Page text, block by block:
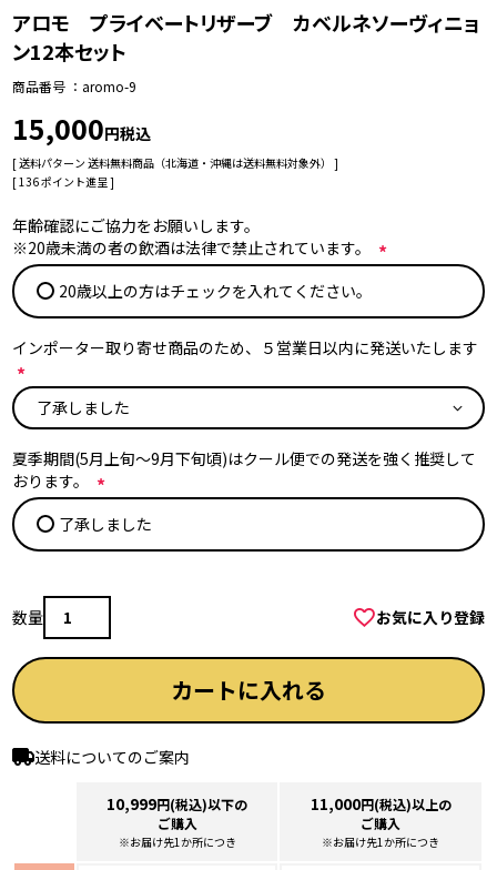
アロモ プライベートリザーブ カベルネソーヴィニョ
ン12本セット
商品番号 aromo-9
15,000 税込
送料パターン 送料無料商品（北海道・沖縄は送料無料対象外）
[136ポイント進呈 ]
年齢確認にご協力をお願いします。
※20歳未満の者の飲酒は法律で禁止されています。
須
)
20歳以上の方はチェックを入れてください。
インポーター取り寄せ商品のため、５営業日以内に発送いたします
(
必
)
夏季期間(5月上旬～9月下旬頃)はクール便での発送を強く推奨して
おります。
必
須
了承しました
お気に入り登録
カートに入れる
送料についてのご案内
10,999円(税込)以下の
ご購入
※お届け先1か所につき
11,000円(税込)以上の
ご購入
※お届け先1か所につき